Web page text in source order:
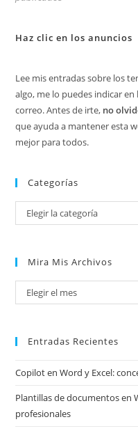
Haz clic en los anuncios
Lee mis entradas sobre los
algo, me lo puedes indicar
correo. Antes de irte, no
que ayuda a mantener esta
mejor para todos.
Categorías
Categorías
Elegir la categoría
Mira Mis Archivos
Mira
mis
Elegir el mes
Entradas Recientes
Copilot en Word y Excel:
Plantillas de documentos en
profesionales